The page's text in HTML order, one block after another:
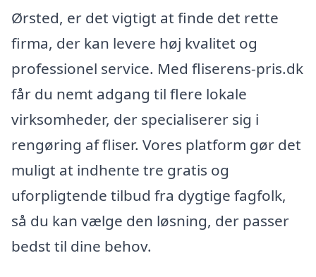
Ørsted, er det vigtigt at finde det rette
firma, der kan levere høj kvalitet og
professionel service. Med fliserens-pris.dk
får du nemt adgang til flere lokale
virksomheder, der specialiserer sig i
rengøring af fliser. Vores platform gør det
muligt at indhente tre gratis og
uforpligtende tilbud fra dygtige fagfolk,
så du kan vælge den løsning, der passer
bedst til dine behov.